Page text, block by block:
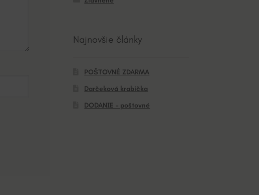
Najnovšie články
POŠTOVNÉ ZDARMA
Darčeková krabička
DODANIE – poštovné